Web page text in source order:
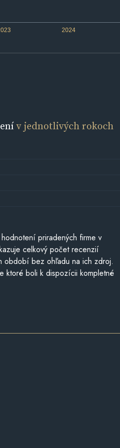
2024
v jednotlivých rokoch
priradených firme v
celkový počet recenzií
období bez ohľadu na ich zdroj.
ktoré boli k dispozícii kompletné